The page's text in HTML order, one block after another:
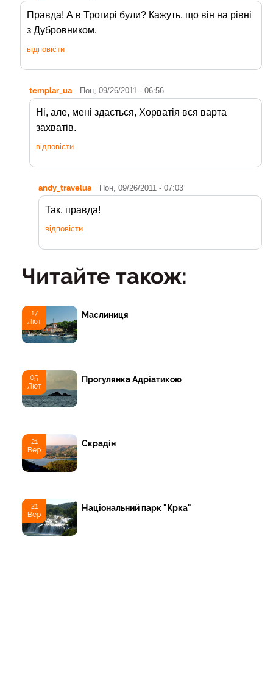
Правда! А в Трогирі були? Кажуть, що він на рівні
з Дубровником.
відповісти
templar_ua Пон, 09/26/2011 - 06:56
Ні, але, мені здається, Хорватія вся варта
захватів.
відповісти
andy_travelua Пон, 09/26/2011 - 07:03
Так, правда!
відповісти
Читайте також:
17
Лют
Маслиниця
05
Лют
Прогулянка Адріатикою
21
Вер
Скрадін
21
Вер
Національний парк "Крка"